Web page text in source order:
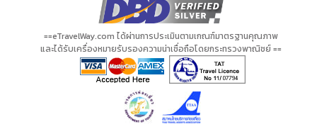
==eTravelWay.com ได้ผ่านการประเมินตามเกณฑ์มาตรฐานคุณภาพ
และได้รับเครื่องหมายรับรองความน่าเชื่อถือโดยกระทรวงพาณิชย์ ==